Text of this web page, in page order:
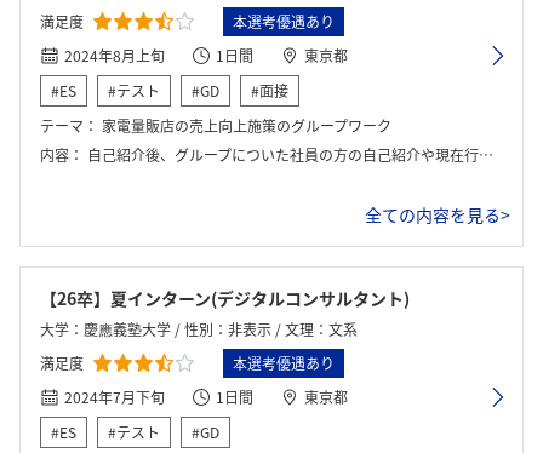
満足度
本選考優遇あり
2024年8月上旬
1日間
東京都
#ES
#テスト #GD
#面接
テーマ： 家電量販店の売上向上施策のグループワーク
内容： 自己紹介後、グループについた社員の方の自己紹介や現在行なっている業務についての説明がありました。その後全体向けに会社概要や実際に会社が行っている業務内容の説明を行った。最後にチーム内ワークのお題が追加され、それについてチーム内での議論を行いました。
全ての内容を見る>
【26卒】夏インターン(デジタルコンサルタント)
大学：慶應義塾大学 / 性別：非表示 / 文理：文系
満足度
本選考優遇あり
2024年7月下旬
1日間
東京都
#ES
#テスト
#GD